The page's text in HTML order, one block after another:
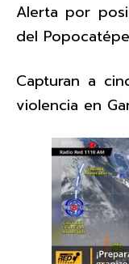
Alerta por
del
Capturan a
violencia en